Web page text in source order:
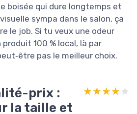
boisée qui dure longtemps et
sympa dans le salon, ça
le job. Si tu veux une odeur
100 % local, là par
pas le meilleur choix.
prix :
la taille et
★★★★★
★★★★★